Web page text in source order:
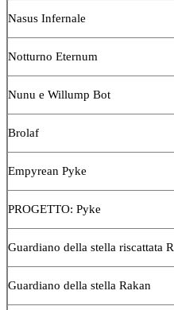
Nasus Infernale
Notturno Eternum
Nunu e Willump Bot
Brolaf
Empyrean Pyke
PROGETTO: Pyke
Guardiano della stella riscattata
Guardiano della stella Rakan